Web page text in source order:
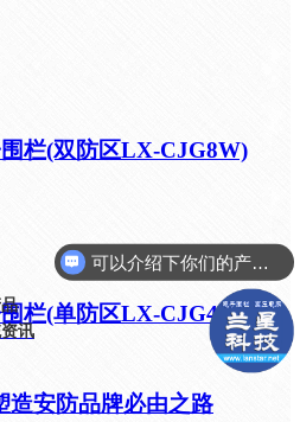
栏(双防区LX-CJG8W)
栏(单防区LX-CJG4W)
讯
造安防品牌必由之路
可以介绍下你们的产品么？